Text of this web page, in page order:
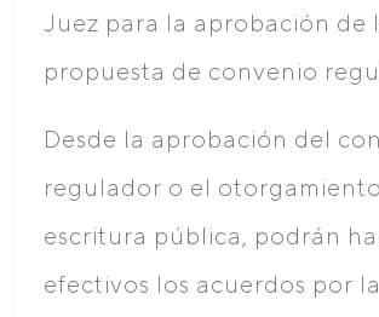
Juez para la aprobación de
propuesta de convenio
Desde la aprobación del
regulador o el
escritura pública, podrán
efectivos los acuerdos por